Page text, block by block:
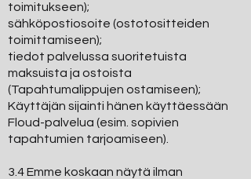
toimitukseen);
sähköpostiosoite (ostotositteiden
toimittamiseen);
tiedot palvelussa suoritetuista
maksuista ja ostoista
(Tapahtumalippujen ostamiseen);
Käyttäjän sijainti hänen käyttäessään
Floud-palvelua (esim. sopivien
tapahtumien tarjoamiseen).
3.4 Emme koskaan näytä ilman